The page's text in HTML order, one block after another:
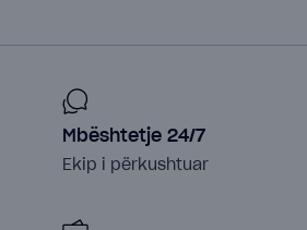
Mbështetje 24/7
Ekip i përkushtuar